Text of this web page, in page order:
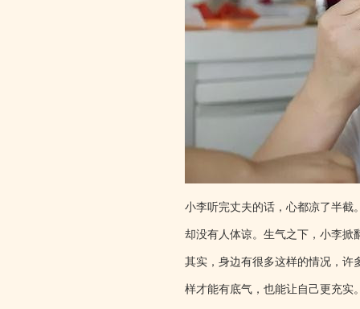
小李听完丈夫的话，心都凉了半截
却没有人体谅。生气之下，小李掀
其实，身边有很多这样的情况，许
样才能有底气，也能让自己更充实